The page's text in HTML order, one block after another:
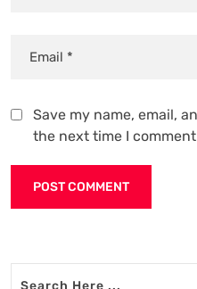
Save my name, email,
the next time I